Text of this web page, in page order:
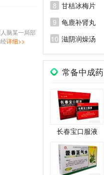
脑某一局部
详细>>
8 甘桔冰梅片
9 龟鹿补肾丸
10 滋阴润燥汤
常备中成药
长春宝口服液